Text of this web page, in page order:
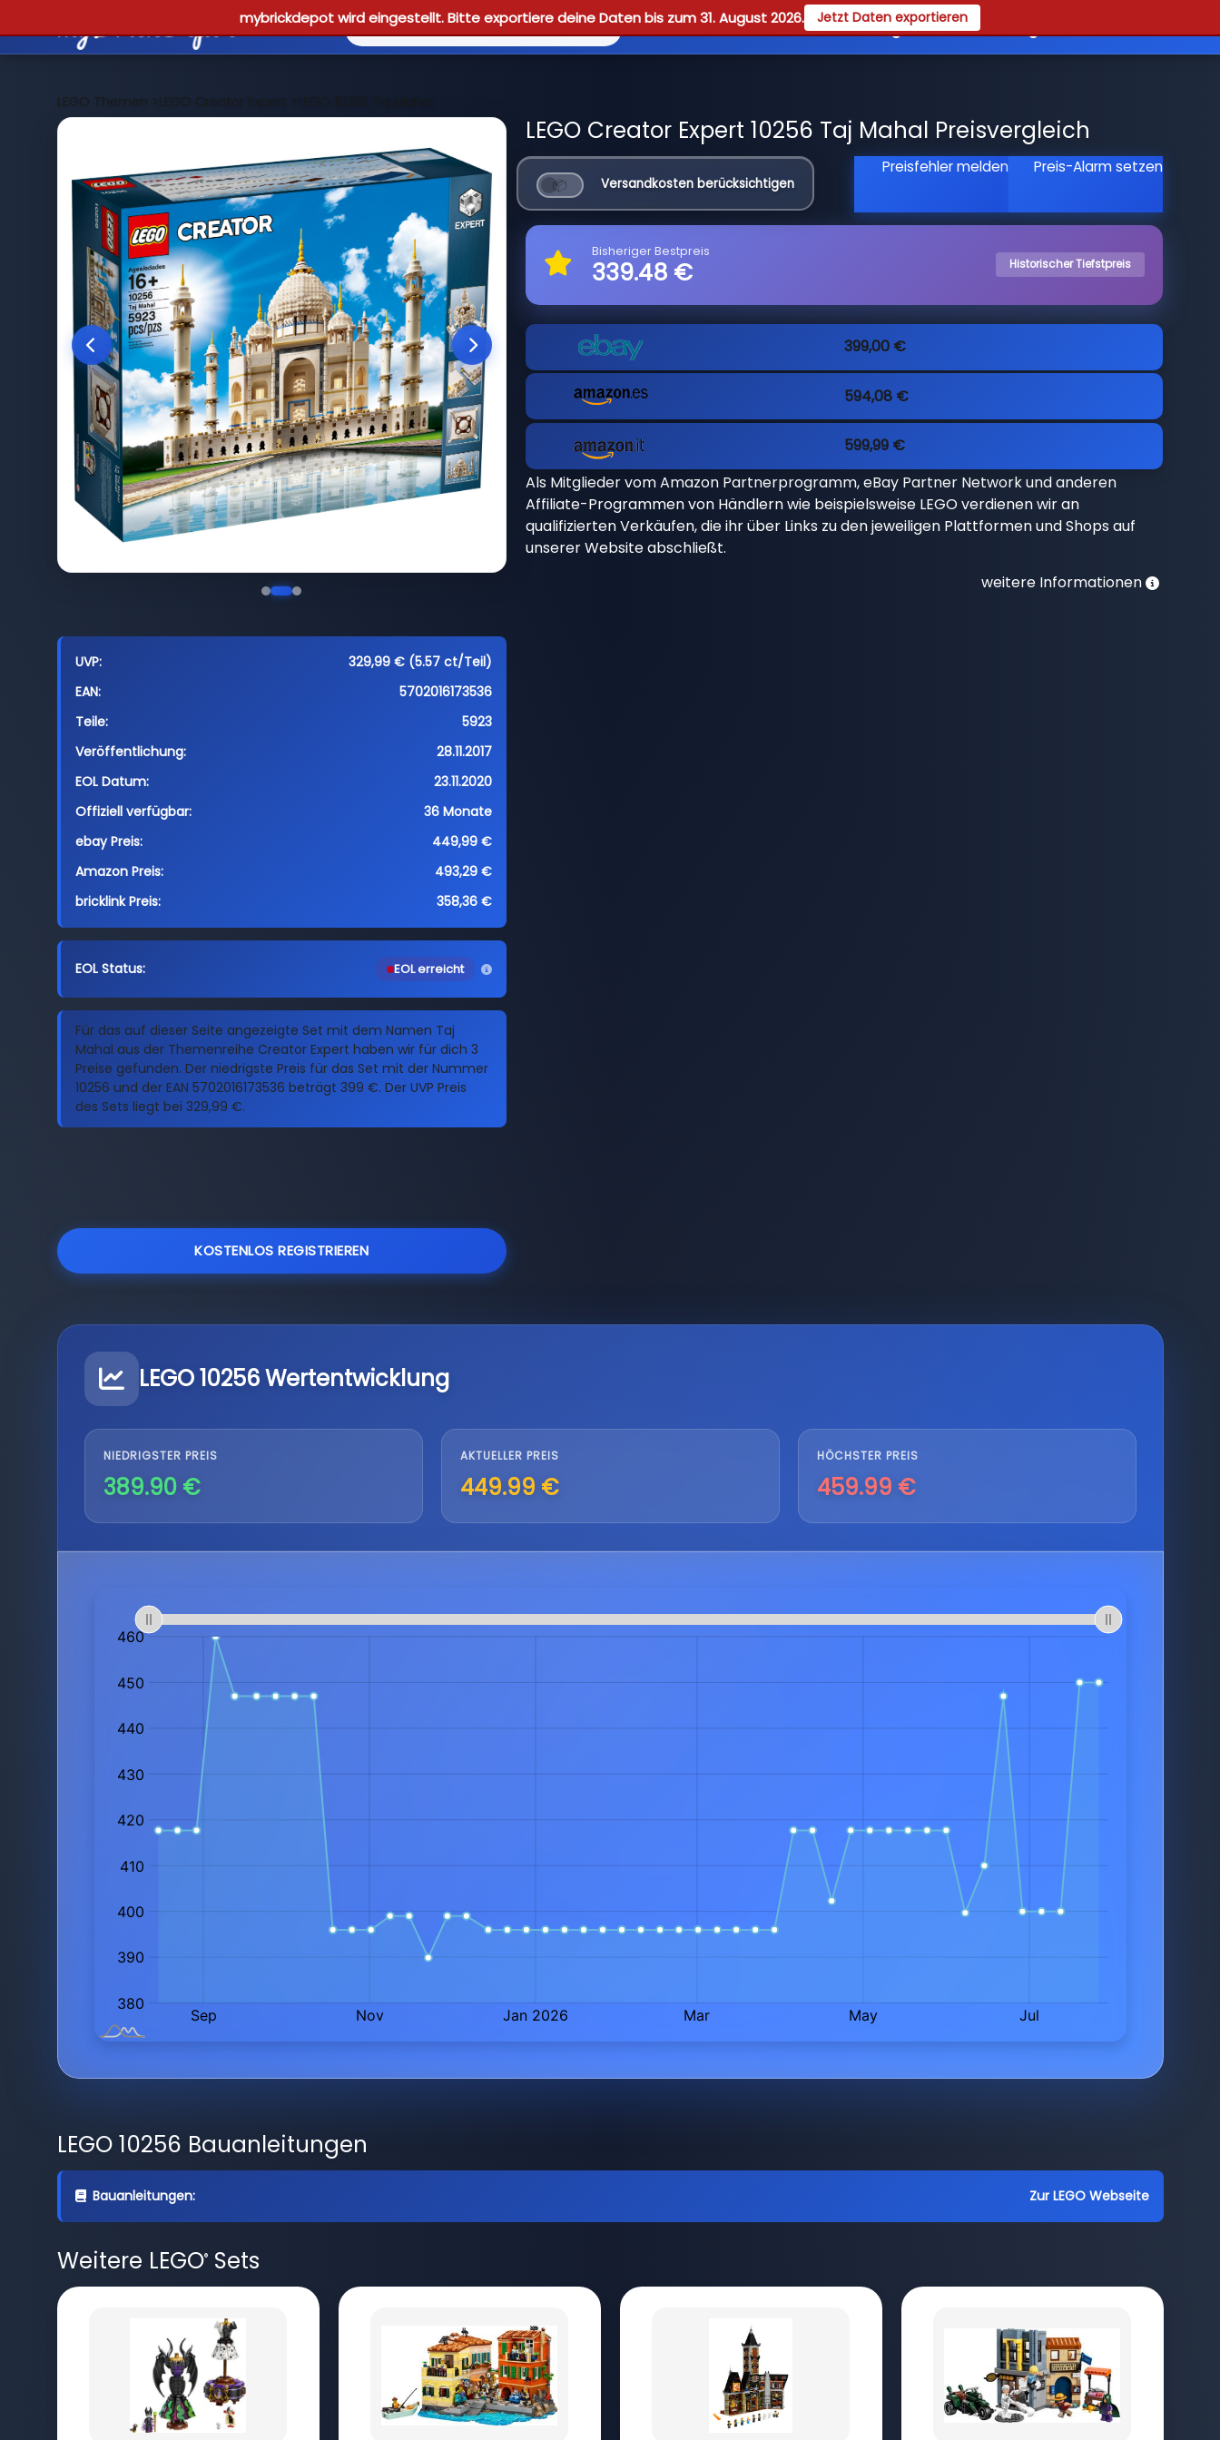
mybrickdepot wird eingestellt. Bitte exportiere deine Daten bis zum 31. August 2026. Jetzt Daten exportieren
Reviews Guides Registrieren
LEGO Themen >LEGO Creator Expert >LEGO 10256 Taj Mahal
UVP:
329,99 € (5.57 ct/Teil)
EAN:
5702016173536
Teile:
5923
Veröffentlichung:
28.11.2017
EOL Datum:
23.11.2020
Offiziell verfügbar:
36 Monate
ebay Preis:
449,99 €
Amazon Preis:
493,29 €
bricklink Preis:
358,36 €
EOL Status: EOL erreicht
Für das auf dieser Seite angezeigte Set mit dem Namen Taj
Mahal aus der Themenreihe Creator Expert haben wir für dich 3
Preise gefunden. Der niedrigste Preis für das Set mit der Nummer
10256 und der EAN 5702016173536 beträgt 399 €. Der UVP Preis
des Sets liegt bei 329,99 €.
KOSTENLOS REGISTRIEREN
LEGO Creator Expert 10256 Taj Mahal Preisvergleich
Versandkosten berücksichtigen
Preisfehler melden Preis-Alarm setzen
Bisheriger Bestpreis
339.48 € Historischer Tiefstpreis
399,00 €
594,08 €
599,99 €
Als Mitglieder vom Amazon Partnerprogramm, eBay Partner Network und anderen
Affiliate-Programmen von Händlern wie beispielsweise LEGO verdienen wir an
qualifizierten Verkäufen, die ihr über Links zu den jeweiligen Plattformen und Shops auf
unserer Website abschließt.
weitere Informationen
LEGO 10256 Wertentwicklung
NIEDRIGSTER PREIS
389.90 €
AKTUELLER PREIS
449.99 €
HÖCHSTER PREIS
459.99 €
LEGO 10256 Bauanleitungen
Bauanleitungen: Zur LEGO Webseite
Weitere LEGO®Sets